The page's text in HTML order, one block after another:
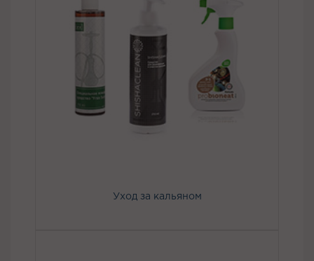
Уход за кальяном